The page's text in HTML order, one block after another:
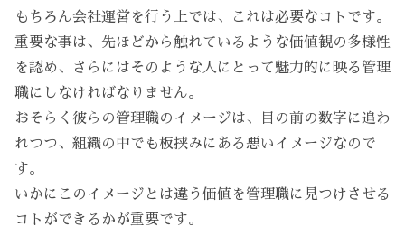
もちろん会社運営を行う上では、これは必要なコトです。
重要な事は、先ほどから触れているような価値観の多様性
を認め、さらにはそのような人にとって魅力的に映る管理
職にしなければなりません。
おそらく彼らの管理職のイメージは、目の前の数字に追わ
れつつ、組織の中でも板挟みにある悪いイメージなので
す。
いかにこのイメージとは違う価値を管理職に見つけさせる
コトができるかが重要です。